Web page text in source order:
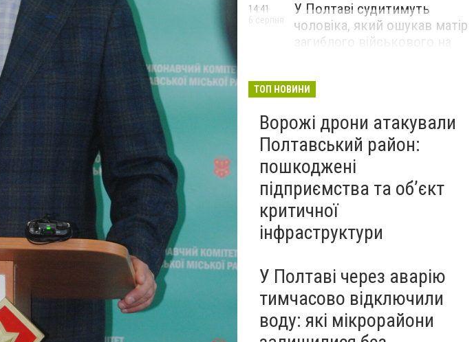
У Полтаві судитимуть
чоловіка, який ошукав матір
загиблого військового на
14:41
6 серпня
ТОП НОВИНИ
Ворожі дрони атакували
Полтавський район:
пошкоджені
підприємства та об’єкт
критичної
інфраструктури
У Полтаві через аварію
тимчасово відключили
воду: які мікрорайони